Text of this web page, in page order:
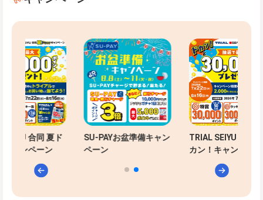
お盆準備キャン
TRIAL SEIYU 合同 夏ド
カン！キャンペーン
SU-PAYお盆準備
ペーン